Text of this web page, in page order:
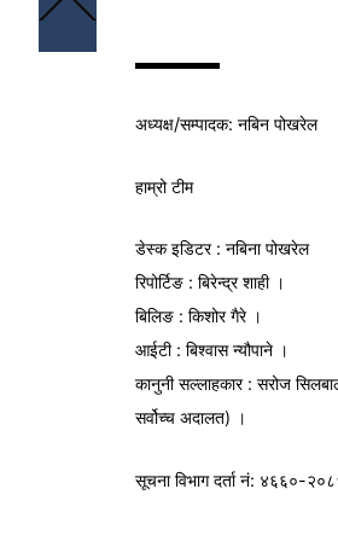
To
अध्यक्ष/सम्पादक: नबिन पोखरेल
हाम्रो टीम
डेस्क इडिटर : नबिना पोखरेल
रिपोर्टिङ : बिरेन्द्र शाही ।
बिलिङ : किशोर गैरे ।
आईटी : बिश्वास न्यौपाने ।
कानुनी सल्लाहकार : सरोज
सर्वोच्च अदालत) ।
सूचना विभागदर्ता नं: ४६६०-